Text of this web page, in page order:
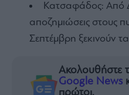
Κατσαφάδος: Από
αποζημιώσεις στους
Σεπτέμβρη ξεκινούν
Ακολουθήστε
Google News